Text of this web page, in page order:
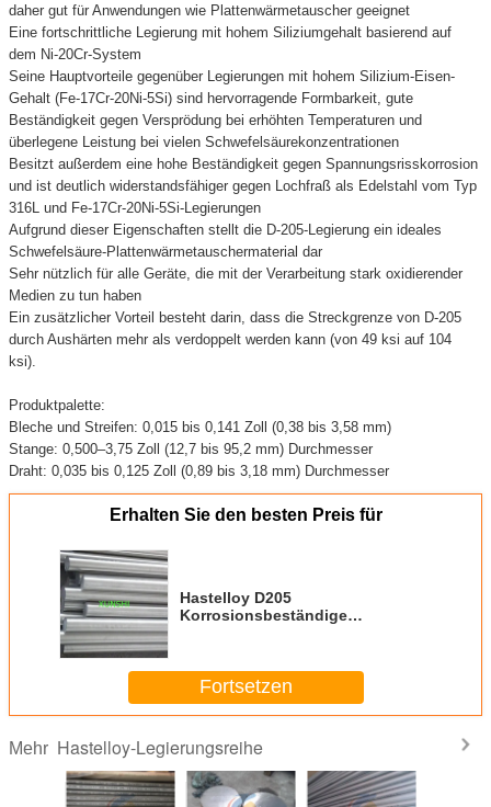
daher gut für Anwendungen wie Plattenwärmetauscher geeignet
Eine fortschrittliche Legierung mit hohem Siliziumgehalt basierend auf
dem Ni-20Cr-System
Seine Hauptvorteile gegenüber Legierungen mit hohem Silizium-Eisen-
Gehalt (Fe-17Cr-20Ni-5Si) sind hervorragende Formbarkeit, gute
Beständigkeit gegen Versprödung bei erhöhten Temperaturen und
überlegene Leistung bei vielen Schwefelsäurekonzentrationen
Besitzt außerdem eine hohe Beständigkeit gegen Spannungsrisskorrosion
und ist deutlich widerstandsfähiger gegen Lochfraß als Edelstahl vom Typ
316L und Fe-17Cr-20Ni-5Si-Legierungen
Aufgrund dieser Eigenschaften stellt die D-205-Legierung ein ideales
Schwefelsäure-Plattenwärmetauschermaterial dar
Sehr nützlich für alle Geräte, die mit der Verarbeitung stark oxidierender
Medien zu tun haben
Ein zusätzlicher Vorteil besteht darin, dass die Streckgrenze von D-205
durch Aushärten mehr als verdoppelt werden kann (von 49 ksi auf 104
ksi).
Produktpalette:
Bleche und Streifen: 0,015 bis 0,141 Zoll (0,38 bis 3,58 mm)
Stange: 0,500–3,75 Zoll (12,7 bis 95,2 mm) Durchmesser
Draht: 0,035 bis 0,125 Zoll (0,89 bis 3,18 mm) Durchmesser
Erhalten Sie den besten Preis für
Hastelloy D205
Korrosionsbeständige
Fortsetzen
Mehr Hastelloy-Legierungsreihe